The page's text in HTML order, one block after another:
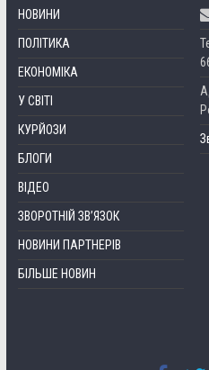
НОВИНИ
ПОЛІТИКА
ЕКОНОМІКА
У СВІТІ
КУРЙОЗИ
БЛОГИ
ВІДЕО
ЗВОРОТНІЙ ЗВ’ЯЗОК
НОВИНИ ПАРТНЕРІВ
БІЛЬШЕ НОВИН